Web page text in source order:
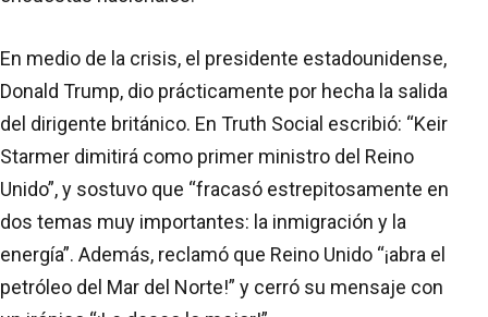
En medio de la crisis, el presidente estadounidense,
Donald Trump, dio prácticamente por hecha la salida
del dirigente británico. En Truth Social escribió: “Keir
Starmer dimitirá como primer ministro del Reino
Unido”, y sostuvo que “fracasó estrepitosamente en
dos temas muy importantes: la inmigración y la
energía”. Además, reclamó que Reino Unido “¡abra el
petróleo del Mar del Norte!” y cerró su mensaje con